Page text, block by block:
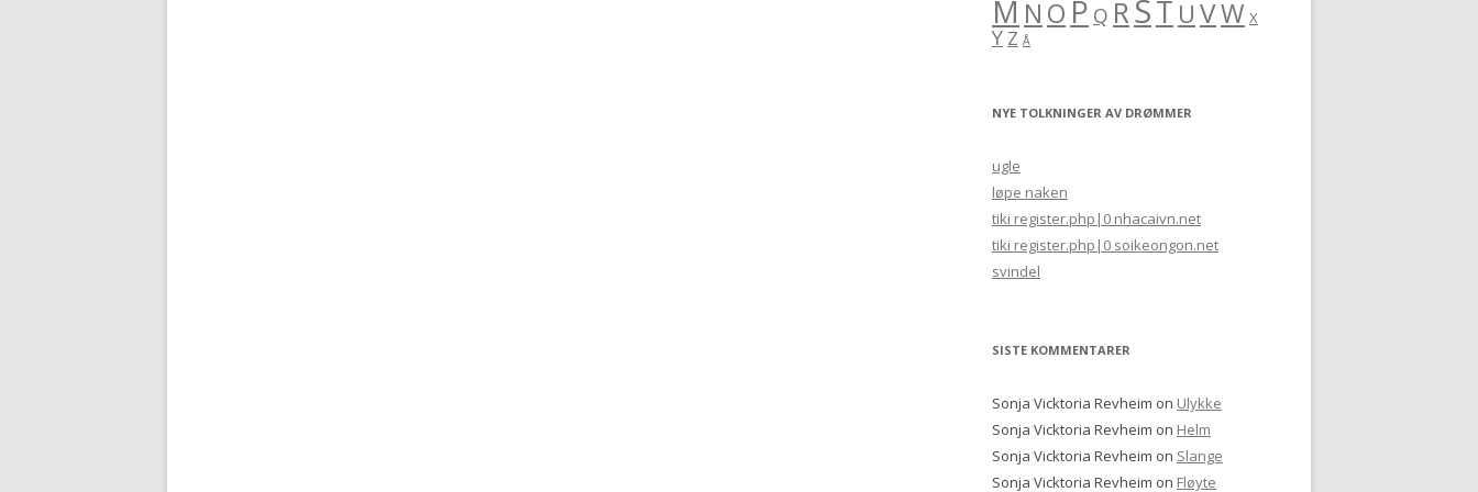
M N O P Q RST U VW X
Y Z Å
NYE TOLKNINGER AV DRØMMER
ugle
løpe naken
tiki register.php|0 nhacaivn.net
tiki register.php|0 soikeongon.net
svindel
SISTE KOMMENTARER
Sonja Vicktoria Revheim on Ulykke
Sonja Vicktoria Revheim on Helm
Sonja Vicktoria Revheim on Slange
Sonja Vicktoria Revheim on Fløyte